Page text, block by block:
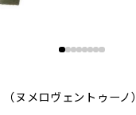
（ヌメロヴェントゥーノ）